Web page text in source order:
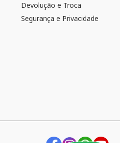
Devolução e Troca
Segurança e Privacidade